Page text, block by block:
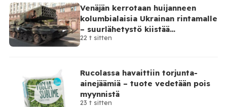
Venäjän kerrotaan huijanneen
kolumbialaisia Ukrainan rintamalle
– suurlähetystö kiistää
osallisuutensa
22 t sitten
Rucolassa havaittiin torjunta-
ainejäämiä – tuote vedetään pois
myynnistä
23 t sitten